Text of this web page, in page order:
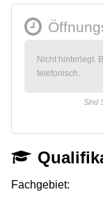
Nicht hinterlegt.
telefonisch.
Sind
Fachgebiet: